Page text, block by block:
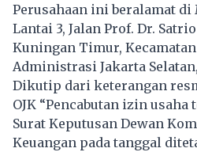
Perusahaan ini beralamat di
Lantai 3, Jalan Prof. Dr.
Kuningan Timur,
Administrasi Jakarta
Dikutip dari keterangan
OJK “Pencabutan izin
Surat Keputusan Dewan
Keuangan pada tanggal